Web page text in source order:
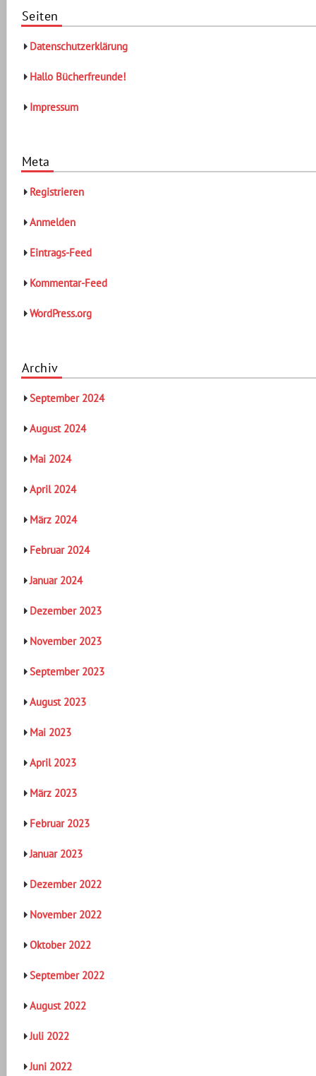
Seiten
Datenschutzerklärung
Hallo Bücherfreunde!
Impressum
Meta
Registrieren
Anmelden
Eintrags-Feed
Kommentar-Feed
WordPress.org
Archiv
September 2024
August 2024
Mai 2024
April 2024
März 2024
Februar 2024
Januar 2024
Dezember 2023
November 2023
September 2023
August 2023
Mai 2023
April 2023
März 2023
Februar 2023
Januar 2023
Dezember 2022
November 2022
Oktober 2022
September 2022
August 2022
Juli 2022
Juni 2022